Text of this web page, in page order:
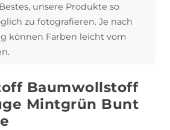
unsere Produkte so
zu fotografieren. Je nach
können Farben leicht vom
Baumwollstoff
Mintgrün Bunt